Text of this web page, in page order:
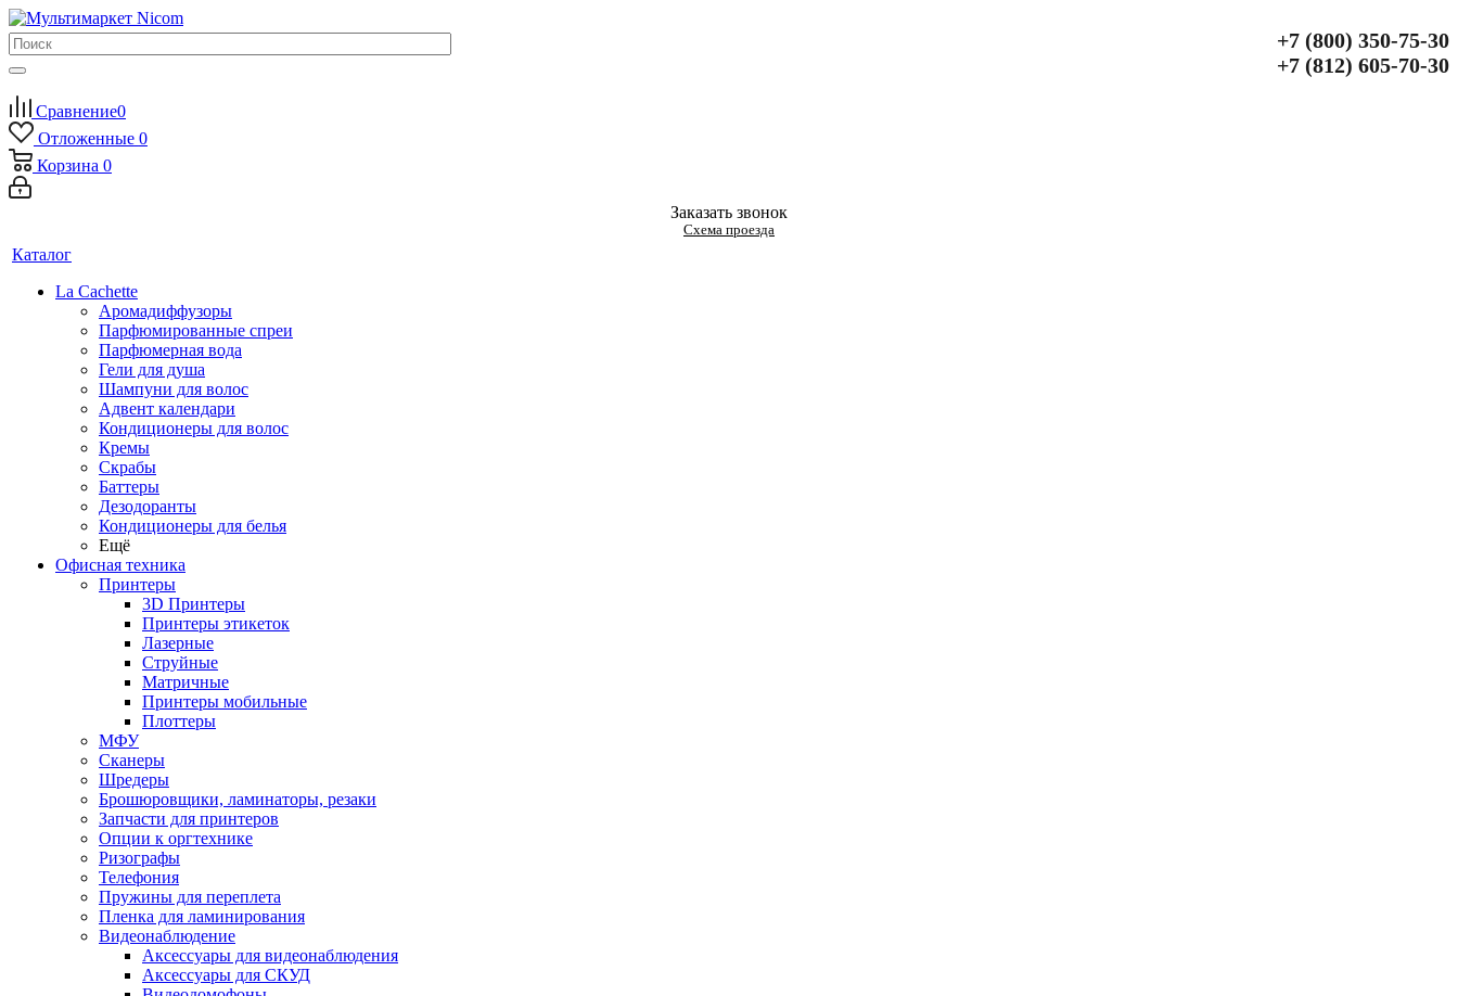
+7 (800) 350‑75‑30
+7 (812) 605‑70‑30
Сравнение0
Отложенные 0
Корзина 0
Заказать звонок
Схема проезда
Каталог
La Cachette
Аромадиффузоры
Парфюмированные спреи
Парфюмерная вода
Гели для душа
Шампуни для волос
Адвент календари
Кондиционеры для волос
Кремы
Скрабы
Баттеры
Дезодоранты
Кондиционеры для белья
Ещё
Офисная техника
Принтеры
3D Принтеры
Принтеры этикеток
Лазерные
Струйные
Матричные
Принтеры мобильные
Плоттеры
МФУ
Сканеры
Шредеры
Брошюровщики, ламинаторы, резаки
Запчасти для принтеров
Опции к оргтехнике
Ризографы
Телефония
Пружины для переплета
Пленка для ламинирования
Видеонаблюдение
Аксессуары для видеонаблюдения
Аксессуары для СКУД